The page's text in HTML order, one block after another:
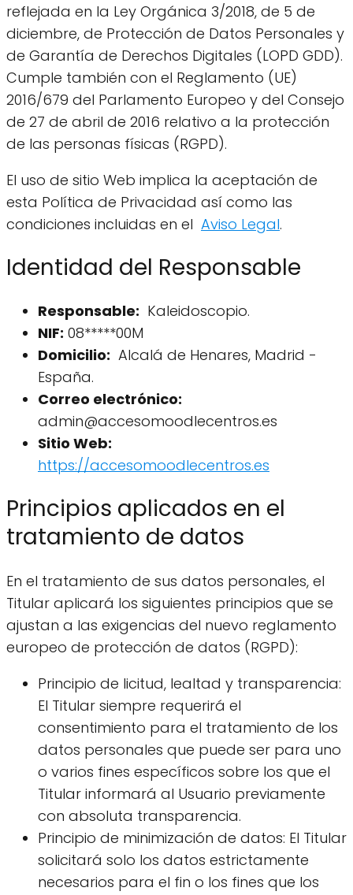
reflejada en la Ley Orgánica 3/2018, de 5 de
diciembre, de Protección de Datos Personales y
de Garantía de Derechos Digitales (LOPD GDD).
Cumple también con el Reglamento (UE)
2016/679 del Parlamento Europeo y del Consejo
de 27 de abril de 2016 relativo a la protección
de las personas físicas (RGPD).
El uso de sitio Web implica la aceptación de
esta Política de Privacidad así como las
condiciones incluidas en el Aviso Legal.
Identidad del Responsable
Responsable: Kaleidoscopio.
NIF: 08*****00M
Domicilio: Alcalá de Henares, Madrid -
España.
Correo electrónico:
admin@accesomoodlecentros.es
Sitio Web:
https://accesomoodlecentros.es
Principios aplicados en el
tratamiento de datos
En el tratamiento de sus datos personales, el
Titular aplicará los siguientes principios que se
ajustan a las exigencias del nuevo reglamento
europeo de protección de datos (RGPD):
Principio de licitud, lealtad y transparencia:
El Titular siempre requerirá el
consentimiento para el tratamiento de los
datos personales que puede ser para uno
o varios fines específicos sobre los que el
Titular informará al Usuario previamente
con absoluta transparencia.
Principio de minimización de datos: El Titular
solicitará solo los datos estrictamente
necesarios para el fin o los fines que los